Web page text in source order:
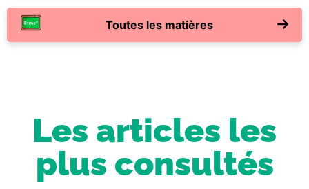
Toutes les matières
Les articles les
plus consultés